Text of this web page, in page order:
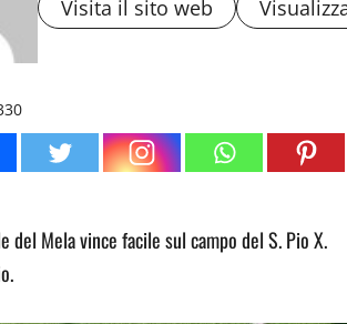
Visita il sito web
del Mela vince facile sul campo del S. Pio X.